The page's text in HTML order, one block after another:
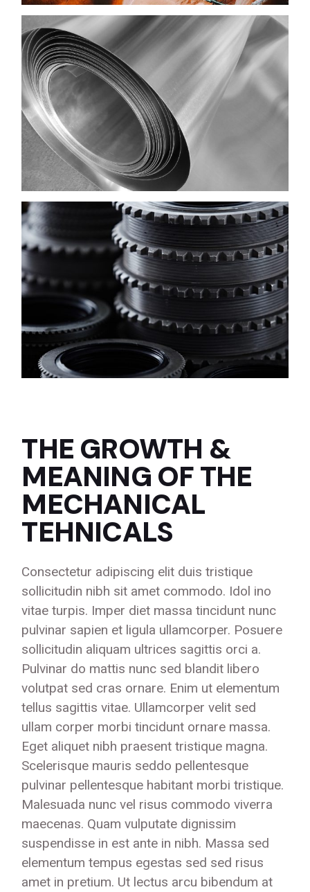
THE GROWTH &
MEANING OF THE
MECHANICAL
TEHNICALS
Consectetur adipiscing elit duis tristique
sollicitudin nibh sit amet commodo. Idol ino
vitae turpis. Imper diet massa tincidunt nunc
pulvinar sapien et ligula ullamcorper. Posuere
sollicitudin aliquam ultrices sagittis orci a.
Pulvinar do mattis nunc sed blandit libero
volutpat sed cras ornare. Enim ut elementum
tellus sagittis vitae. Ullamcorper velit sed
ullam corper morbi tincidunt ornare massa.
Eget aliquet nibh praesent tristique magna.
Scelerisque mauris seddo pellentesque
pulvinar pellentesque habitant morbi tristique.
Malesuada nunc vel risus commodo viverra
maecenas. Quam vulputate dignissim
suspendisse in est ante in nibh. Massa sed
elementum tempus egestas sed sed risus
amet in pretium. Ut lectus arcu bibendum at